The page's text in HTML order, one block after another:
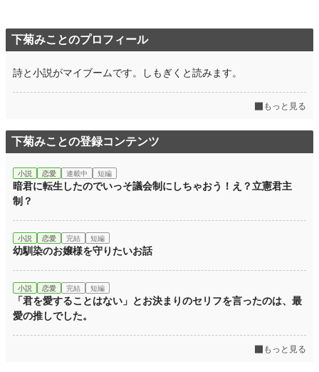
週間ポイント 344 pt (18,461 位)
月間ポイント 1,377 pt (20,004 位)
下菊みことのプロフィール
詩と小説がマイブームです。しもぎくと読みます。
もっと見る
下菊みことの登録コンテンツ
小説 恋愛 連載中 短編
暗君に転生したのでいっそ議会制にしちゃおう！え？立憲君主
制？
小説 恋愛 完結 短編
幼馴染のお嬢様を守りたいお話
小説 恋愛 完結 短編
「君を愛することはない」とお決まりのセリフを言ったのは、最
愛の推しでした。
もっと見る